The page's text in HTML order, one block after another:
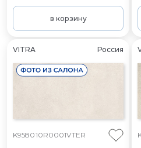
в корзину
VITRA Россия
K958010R0001VTER